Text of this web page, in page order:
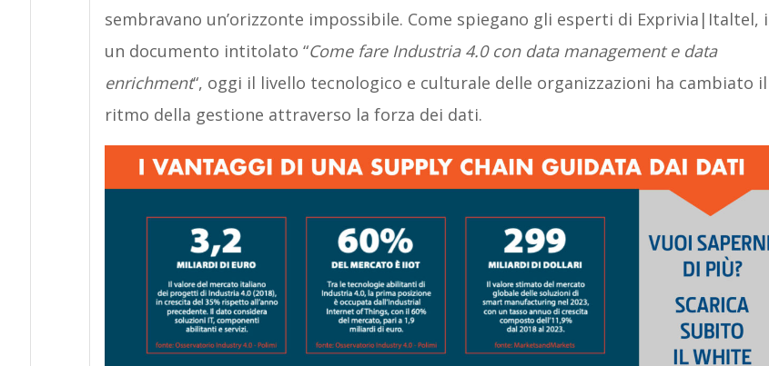
sembravano un’orizzonte impossibile. Come spiegano gli esperti di Exprivia|Italtel,
un documento intitolato “Come fare Industria 4.0 con data management e data
enrichment“, oggi il livello tecnologico e culturale delle organizzazioni ha cambiato il
ritmo della gestione attraverso la forza dei dati.